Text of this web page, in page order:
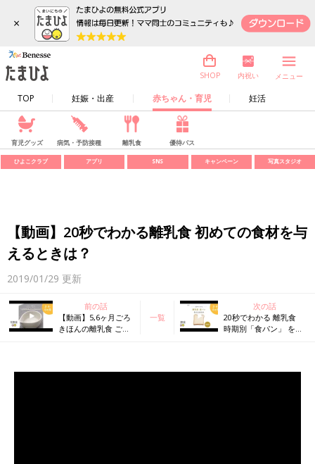
×
TOP 妊娠・出産 赤ちゃん・育児 妊活
SHOP 内祝い メニュー
育児グッズ 病気・予防接種 離乳食 優待パス
ひよこクラブ アプリ SNS キャンペーン 写真スタジオ
【動画】20秒でわかる離乳食 初めての食材を与
えるときは？
2019/01/29 更新
前の話
【動画】5,6ヶ月ごろ
きほんの離乳食 ごは
一覧
次の話
20秒でわかる 離乳食
時期別「食パン」 を与